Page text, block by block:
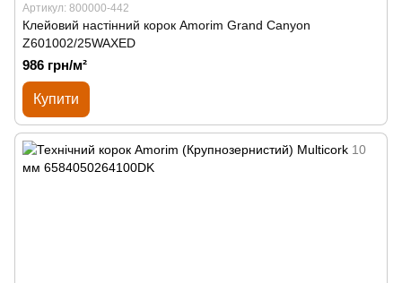
Артикул: 800000-442
Клейовий настінний корок Amorim Grand Canyon
Z601002/25WAXED
986 грн/м²
Купити